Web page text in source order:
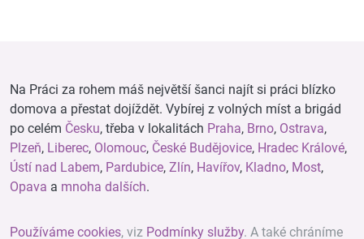
Na Práci za rohem máš největší šanci najít si práci blízko
domova a přestat dojíždět. Vybírej z volných míst a brigád
po celém Česku, třeba v lokalitách Praha, Brno, Ostrava,
Plzeň, Liberec, Olomouc, České Budějovice, Hradec Králové,
Ústí nad Labem, Pardubice, Zlín, Havířov, Kladno, Most,
Opava a mnoha dalších.
Používáme cookies, viz Podmínky služby. A také chráníme